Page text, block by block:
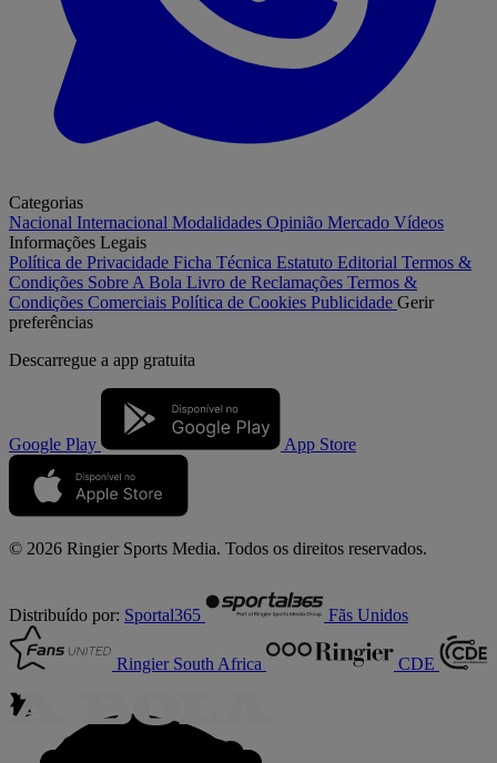
Categorias
Nacional Internacional Modalidades Opinião Mercado Vídeos
Informações Legais
Política de Privacidade Ficha Técnica Estatuto Editorial Termos &
Condições Sobre A Bola Livro de Reclamações Termos &
Condições Comerciais Política de Cookies Publicidade Gerir
preferências
Descarregue a app gratuita
Google Play App Store
© 2026 Ringier Sports Media. Todos os direitos reservados.
Distribuído por: Sportal365 Fãs Unidos
Ringier South Africa CDE